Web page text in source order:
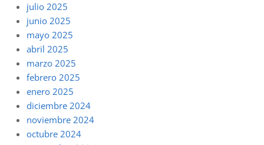
julio 2025
junio 2025
mayo 2025
abril 2025
marzo 2025
febrero 2025
enero 2025
diciembre 2024
noviembre 2024
octubre 2024